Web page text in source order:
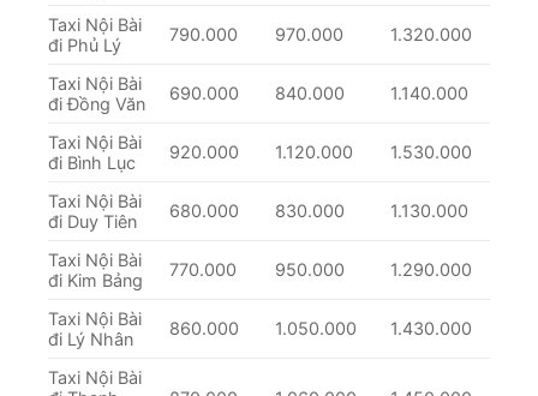
Taxi Nội Bài
đi Phủ Lý
790.000 970.000 1.320.000
Taxi Nội Bài
đi Đồng Văn
690.000 840.000 1.140.000
Taxi Nội Bài
đi Bình Lục
920.000 1.120.000 1.530.000
Taxi Nội Bài
đi Duy Tiên
680.000 830.000 1.130.000
Taxi Nội Bài
đi Kim Bảng
770.000 950.000 1.290.000
Taxi Nội Bài
đi Lý Nhân
860.000 1.050.000 1.430.000
Taxi Nội Bài